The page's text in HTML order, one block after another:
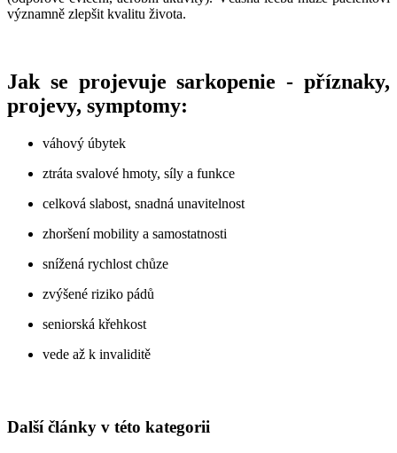
významně zlepšit kvalitu života.
Jak se projevuje sarkopenie - příznaky,
projevy, symptomy:
váhový úbytek
ztráta svalové hmoty, síly a funkce
celková slabost, snadná unavitelnost
zhoršení mobility a samostatnosti
snížená rychlost chůze
zvýšené riziko pádů
seniorská křehkost
vede až k invaliditě
Další články v této kategorii